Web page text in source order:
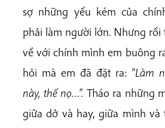
sợ những yếu kém của
phải làm người lớn. Nhưng
về với chính mình em buông
hỏi mà em đã đặt ra: "Làm
này, thếnọ…". Tháo ra những
giữa dở và hay, giữa mình và